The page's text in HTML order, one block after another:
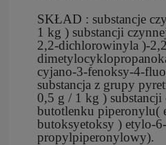
SKŁAD : substancje
1 kg ) substancji
2,2-dichlorowinyla )-
cyjano-3-fenoksy-4-
substancja z grupy
0,5 g / 1 kg ) substancji
butotlenku piperonylu(
butoksyetoksy ) etylo-6-
propylpiperonylowy).